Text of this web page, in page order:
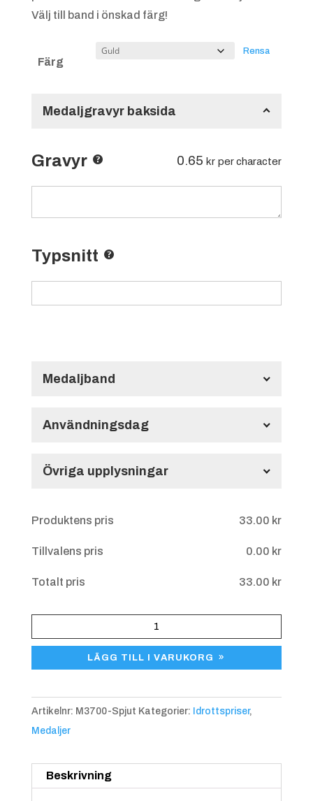
Välj till band i önskad färg!
Färg
Rensa
Medaljgravyr baksida
Gravyr 0.65kr per character
Typsnitt
Medaljband
700x22 mm
Användningsdag
Övriga upplysningar
Produktens pris 33.00 kr
Tillvalens pris 0.00 kr
Totalt pris 33.00 kr
Spjut
LÄGG TILL I VARUKORG
Artikelnr: M3700-Spjut Kategorier: Idrottspriser,
Medaljer
Beskrivning